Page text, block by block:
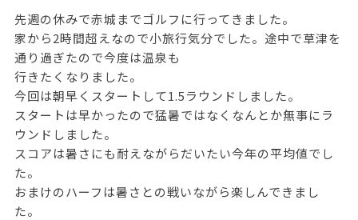
先週の休みで赤城までゴルフに行ってきました。
家から2時間超えなので小旅行気分でした。途中で草津を
通り過ぎたので今度は温泉も
行きたくなりました。
今回は朝早くスタートして1.5ラウンドしました。
スタートは早かったので猛暑ではなくなんとか無事にラ
ウンドしました。
スコアは暑さにも耐えながらだいたい今年の平均値でし
た。
おまけのハーフは暑さとの戦いながら楽しんできまし
た。